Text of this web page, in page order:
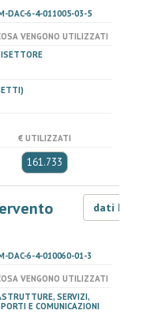
DAC-6-4-011005-03-5
VENGONO UTILIZZATI
€ UTILIZZATI
161.733
dati LOD
DAC-6-4-010060-01-3
VENGONO UTILIZZATI
SERVIZI,
E COMUNICAZIONI